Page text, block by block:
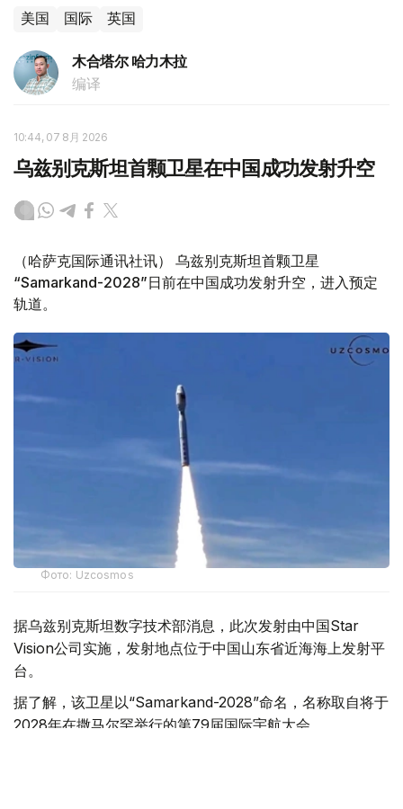
美国 国际 英国
木合塔尔 哈力木拉
编译
10:44, 07 8月 2026
乌兹别克斯坦首颗卫星在中国成功发射升空
（哈萨克国际通讯社讯） 乌兹别克斯坦首颗卫星
“Samarkand-2028”日前在中国成功发射升空，进入预定
轨道。
Фото: Uzcosmos
据乌兹别克斯坦数字技术部消息，此次发射由中国Star
Vision公司实施，发射地点位于中国山东省近海海上发射平
台。
据了解，该卫星以“Samarkand-2028”命名，名称取自将于
2028年在撒马尔罕举行的第79届国际宇航大会。